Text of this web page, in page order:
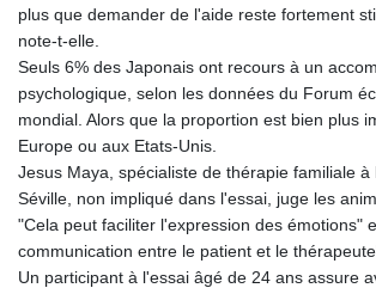
plus que demander de l'aide reste fortement
note-t-elle.
Seuls 6% des Japonais ont recours à un
psychologique, selon les données du Forum
mondial. Alors que la proportion est bien plus
Europe ou aux Etats-Unis.
Jesus Maya, spécialiste de thérapie familiale à
Séville, non impliqué dans l'essai, juge les
"Cela peut faciliter l'expression des émotions"
communication entre le patient et le
Un participant à l'essai âgé de 24 ans assure